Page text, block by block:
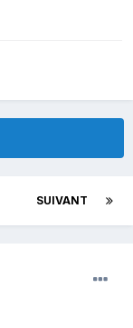
SUIVANT